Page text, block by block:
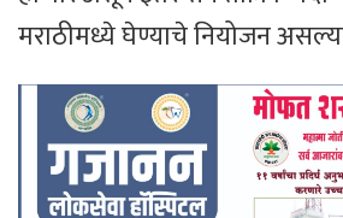
मराठीमध्ये घेण्याचे नियोजन